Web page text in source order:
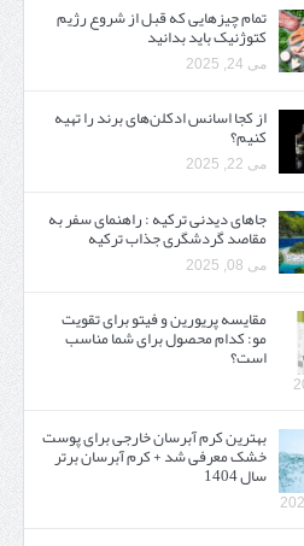
تمام چیزهایی که قبل از شروع رژیم
کتوژنیک باید بدانید‎
می 24, 2025
از کجا اسانس ادکلن‌های برند را تهیه
کنیم؟
می 22, 2025
جاهای دیدنی ترکیه : راهنمای سفر به
مقاصد گردشگری جذاب ترکیه
می 08, 2025
مقایسه پریورین و فیتو برای تقویت
مو: کدام محصول برای شما مناسب
است؟
بهترین کرم آبرسان خارجی برای پوست
خشک معرفی شد + کرم آبرسان برتر
سال 1404